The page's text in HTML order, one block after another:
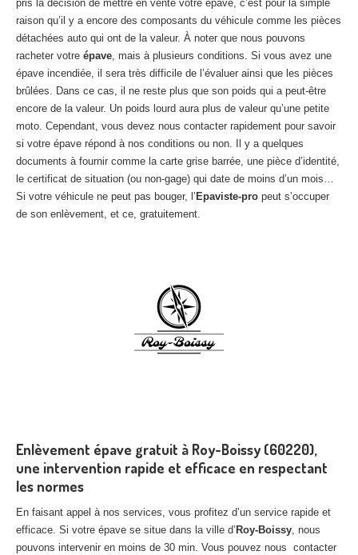
pris la décision de mettre en vente votre épave, c’est pour la simple
raison qu’il y a encore des composants du véhicule comme les pièces
détachées auto qui ont de la valeur. À noter que nous pouvons
racheter votre épave, mais à plusieurs conditions. Si vous avez une
épave incendiée, il sera très difficile de l’évaluer ainsi que les pièces
brûlées. Dans ce cas, il ne reste plus que son poids qui a peut-être
encore de la valeur. Un poids lourd aura plus de valeur qu’une petite
moto. Cependant, vous devez nous contacter rapidement pour savoir
si votre épave répond à nos conditions ou non. Il y a quelques
documents à fournir comme la carte grise barrée, une pièce d’identité,
le certificat de situation (ou non-gage) qui date de moins d’un mois…
Si votre véhicule ne peut pas bouger, l’ Epaviste-pro peut s’occuper
de son enlèvement, et ce, gratuitement.
Enlèvement épave gratuit à Roy-Boissy (60220),
une intervention rapide et efficace en respectant
les normes
En faisant appel à nos services, vous profitez d’un service rapide et
efficace. Si votre épave se situe dans la ville d’ Roy-Boissy, nous
pouvons intervenir en moins de 30 min. Vous pouvez nous contacter